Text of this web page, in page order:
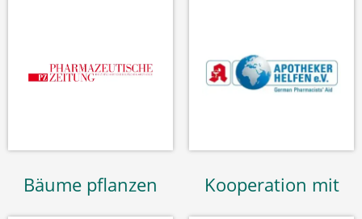
Bäume pflanzen Kooperation mit